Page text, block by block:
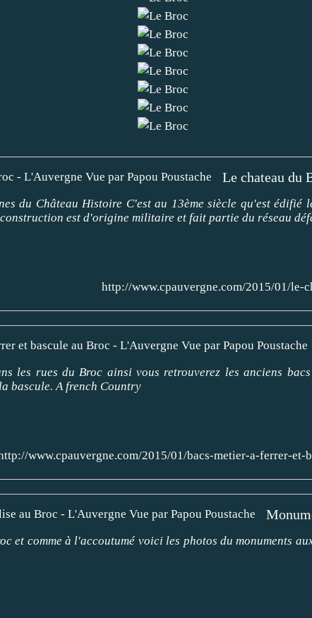
du Château Histoire C'est au 13ème siècle qu'est édifié
est d'origine militaire et fait partie du réseau
http://www.cpauvergne.com/2015/01/le-
les rues du Broc ainsi vous retrouverez les anciens
bascule. A french Country
www.cpauvergne.com/2015/01/bacs-metier-a-ferrer-et-
et comme à l'accoutumé voici les photos du monuments